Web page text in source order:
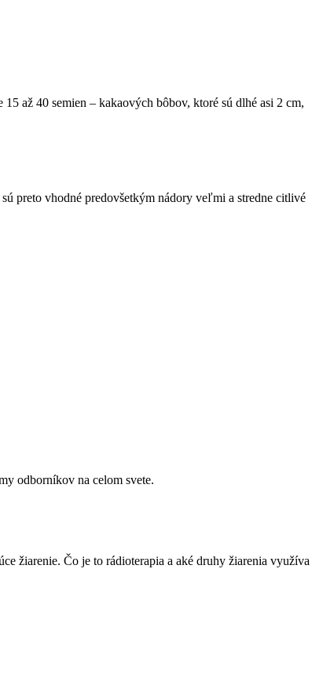
až 40 semien – kakaových bôbov, ktoré sú dlhé asi 2 cm,
preto vhodné predovšetkým nádory veľmi a stredne citlivé
odborníkov na celom svete.
žiarenie. Čo je to rádioterapia a aké druhy žiarenia využíva